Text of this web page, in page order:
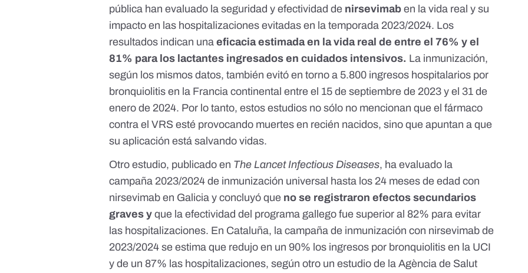
pública han evaluado la seguridad y efectividad de nirsevimab en la vida real y su
impacto en las hospitalizaciones evitadas en la temporada 2023/2024. Los
resultados indican una eficacia estimada en la vida real de entre el 76% y el
81% para los lactantes ingresados en cuidados intensivos. La inmunización,
según los mismos datos, también evitó en torno a 5.800 ingresos hospitalarios por
bronquiolitis en la Francia continental entre el 15 de septiembre de 2023 y el 31 de
enero de 2024. Por lo tanto, estos estudios no sólo no mencionan que el fármaco
contra el VRS esté provocando muertes en recién nacidos, sino que apuntan a que
su aplicación está salvando vidas.
Otro estudio, publicado en The Lancet Infectious Diseases, ha evaluado la
campaña 2023/2024 de inmunización universal hasta los 24 meses de edad con
nirsevimab en Galicia y concluyó que no se registraron efectos secundarios
graves y que la efectividad del programa gallego fue superior al 82% para evitar
las hospitalizaciones. En Cataluña, la campaña de inmunización con nirsevimab de
2023/2024 se estima que redujo en un 90% los ingresos por bronquiolitis en la UCI
y de un 87% las hospitalizaciones, según otro un estudio de la Agència de Salut